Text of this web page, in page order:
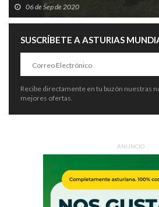
06 de Sep de 2020
SUSCRÍBETE A ASTURIAS
Recibe directamente en tu buzón nuestras
mejores ofertas.
ANUNCIO